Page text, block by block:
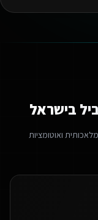
בישראל
ואוטומציות